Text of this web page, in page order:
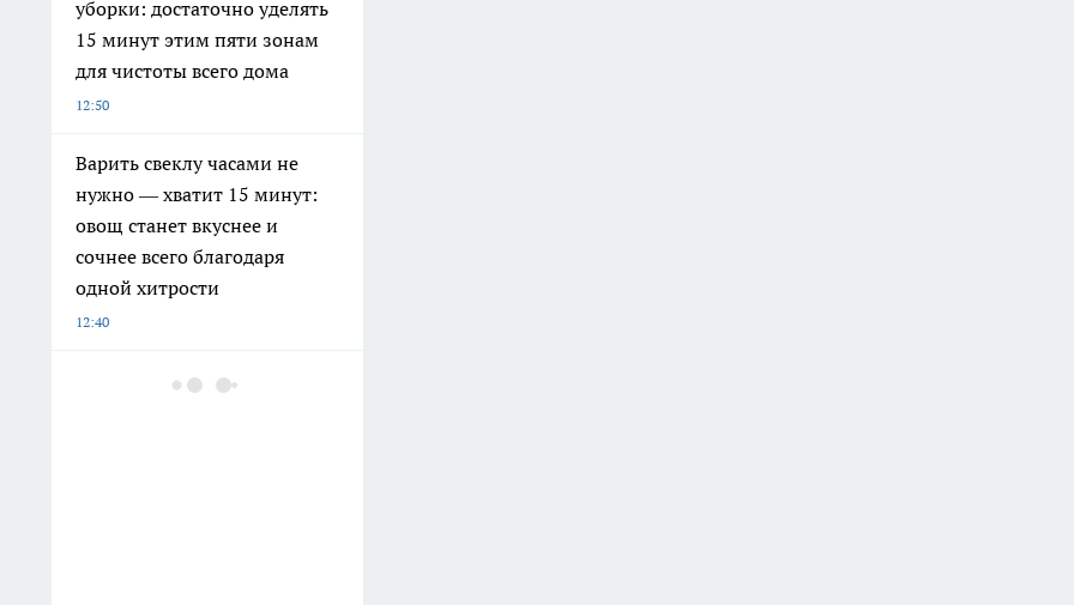
уборки: достаточно уделять
15 минут этим пяти зонам
для чистоты всего дома
12:50
Варить свеклу часами не
нужно — хватит 15 минут:
овощ станет вкуснее и
сочнее всего благодаря
одной хитрости
12:40
Хватит терпеть неудобства